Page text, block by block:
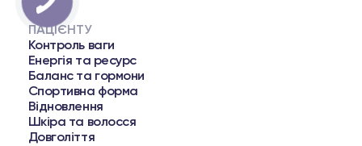
ПАЦІЄНТУ
Контроль ваги
Енергія та ресурс
Баланс та гормони
Спортивна форма
Відновлення
Шкіра та волосся
Довголіття